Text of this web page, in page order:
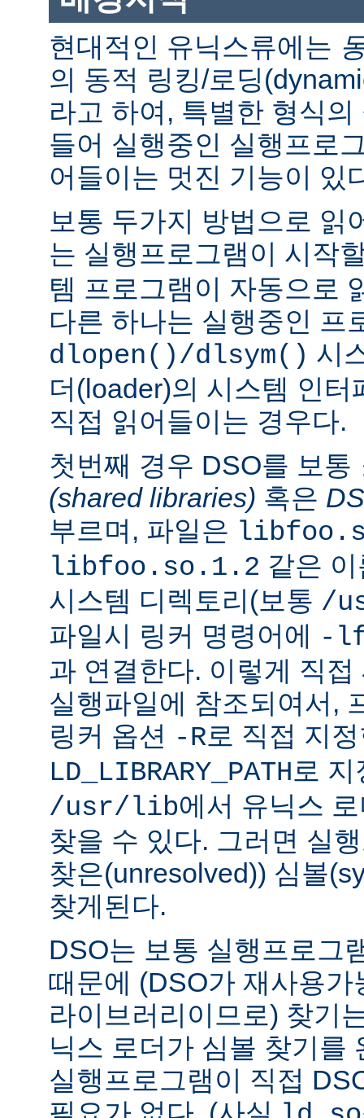
현대적인 유닉스류에는
의 동적 링킹/로딩
라고 하여, 특별한 형식
들어 실행중인 실행프로
어들이는 멋진 기능이 있
보통 두가지 방법으로 읽
는 실행프로그램이 시작
템 프로그램이 자동으로
다른 하나는 실행중인 프
dlopen()/dlsym() 시
더(loader)의 시스템 인
직접 읽어들이는 경우다.
첫번째 경우 DSO를 보통
(shared libraries) 혹은
부르며, 파일은
libfoo.so.1.2 같은
시스템 디렉토리(보통 /
파일시 링커 명령어에
-
과 연결한다. 이렇게 직
실행파일에 참조되여서,
링커 옵션 -R로 직접 지
LD_LIBRARY_PATH 로
/usr/lib에서 유닉스
찾을 수 있다. 그러면 실
찾은(unresolved)) 심볼
찾게된다.
DSO는 보통 실행프로그
때문에 (DSO가 재사용
라이브러리이므로) 찾기
닉스 로더가 심볼 찾기를
실행프로그램이 직접